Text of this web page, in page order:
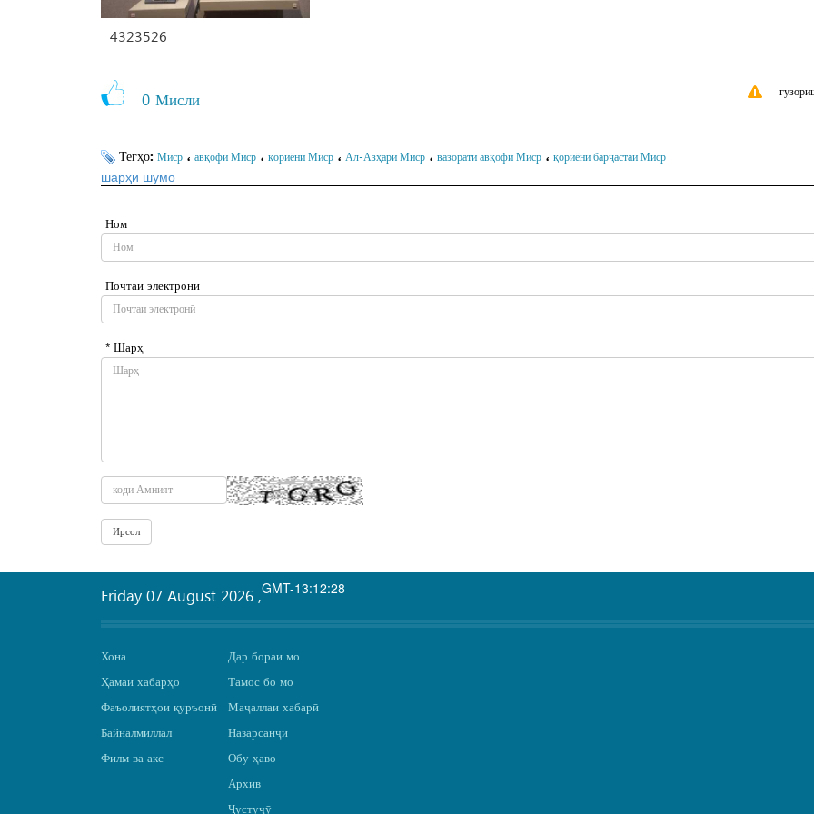
4323526
0 Мисли
Тегҳо: Миср ، авқофи Миср ، қориёни Миср ، Ал-Азҳари Миср ، вазорати авқофи Миср ، қориёни барҷастаи Миср
шарҳи шумо
Ном
Почтаи электронӣ
* Шарҳ
GMT-13:12:28
Friday 07 August 2026 ,
Хона
Ҳамаи хабарҳо
Фаъолиятҳои қуръонӣ
Байналмиллал
Филм ва акс
Дар бораи мо
Тамос бо мо
Маҷаллаи хабарӣ
Назарсанҷӣ
Обу ҳаво
Архив
Ҷустуҷӯ